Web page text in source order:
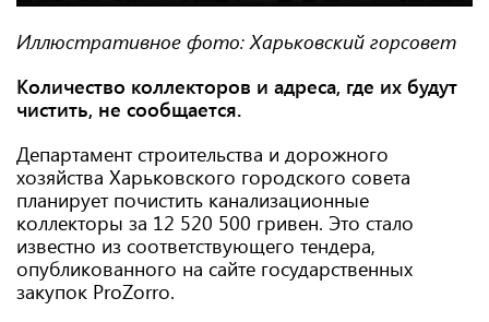
Иллюстративное фото: Харьковский горсовет
Количество коллекторов и адреса, где их будут
чистить, не сообщается.
Департамент строительства и дорожного
хозяйства Харьковского городского совета
планирует почистить канализационные
коллекторы за 12 520 500 гривен. Это стало
известно из соответствующего тендера,
опубликованного на сайте государственных
закупок ProZorro.